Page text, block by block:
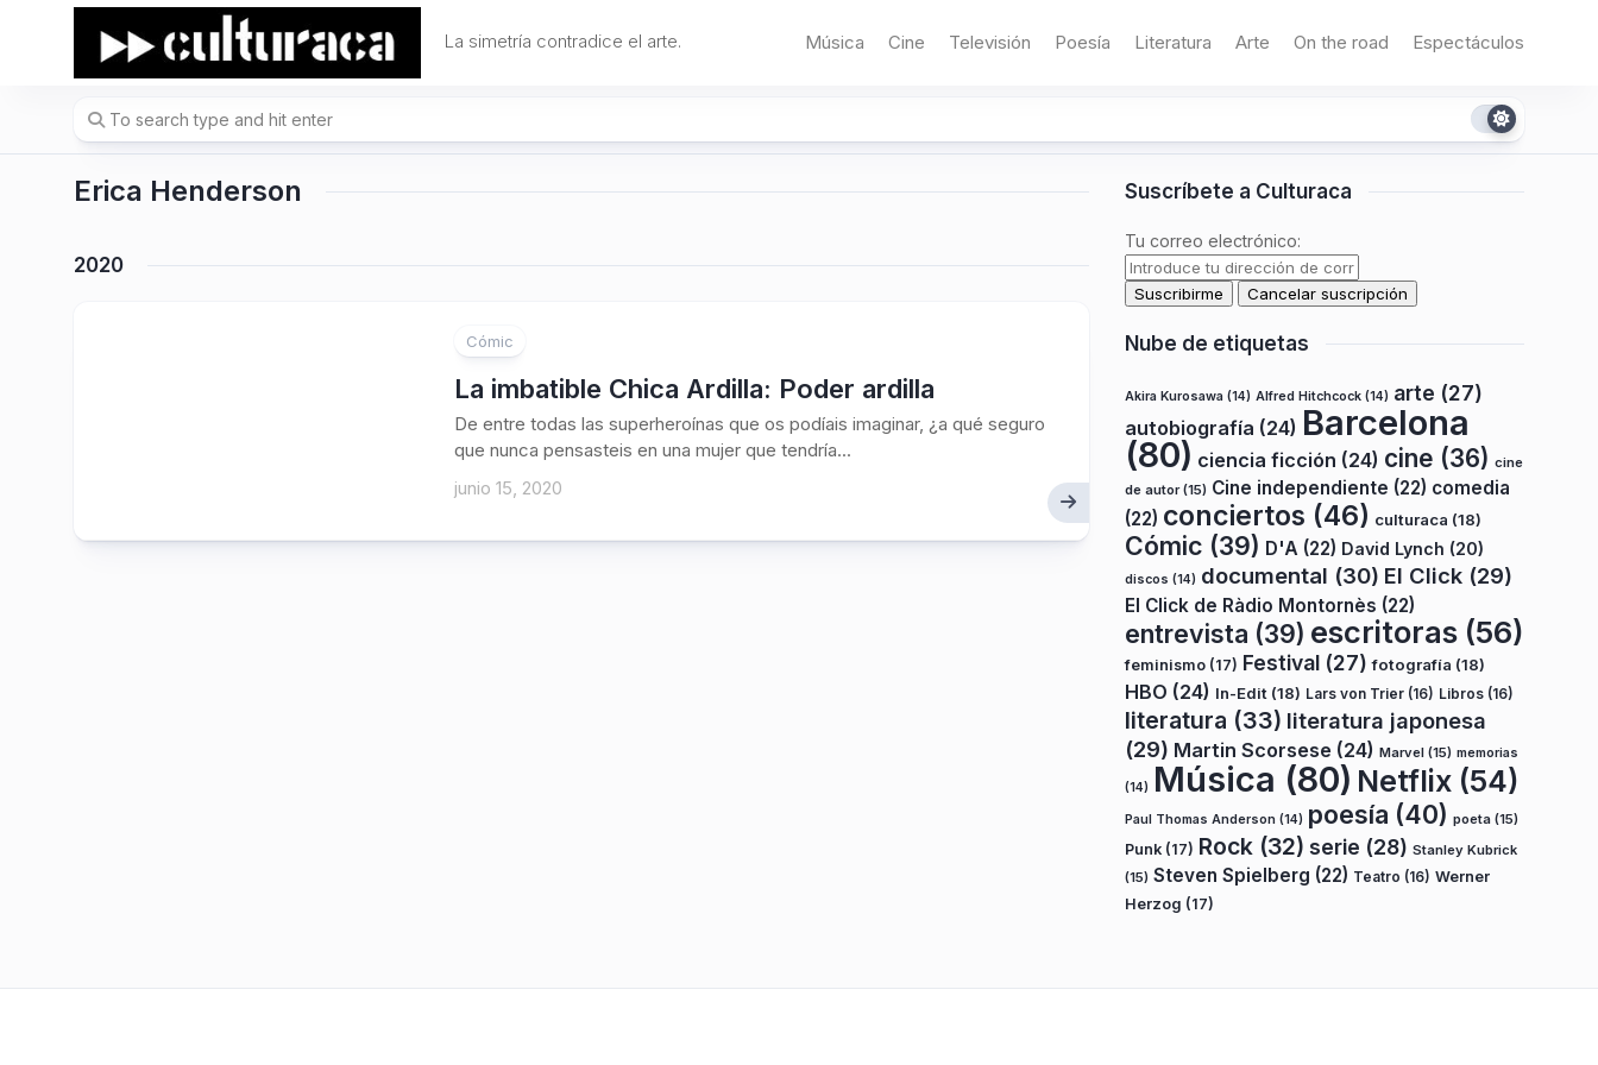
La simetría contradice el arte. Música Cine Televisión Poesía Literatura Arte On the road Espectáculos
Erica Henderson
2020
Cómic
La imbatible Chica Ardilla: Poder ardilla
De entre todas las superheroínas que os podíais imaginar, ¿a qué seguro
que nunca pensasteis en una mujer que tendría...
junio 15, 2020
Suscríbete a Culturaca
Tu correo electrónico:
Nube de etiquetas
Akira Kurosawa (14) Alfred Hitchcock (14) arte (27)
autobiografía (24) Barcelona
(80) ciencia ficción (24) cine (36) cine
de autor(15) Cine independiente (22) comedia
(22) conciertos (46) culturaca (18)
Cómic (39) D'A (22) David Lynch (20)
discos (14) documental (30) El Click (29)
El Click de Ràdio Montornès (22)
entrevista (39) escritoras (56)
feminismo (17) Festival (27) fotografía (18)
HBO (24) In-Edit (18) Lars von Trier (16) Libros (16)
literatura (33) literatura japonesa
(29) Martin Scorsese (24) Marvel (15) memorias
(14) Música (80) Netflix (54)
Paul Thomas Anderson (14) poesía (40) poeta (15)
Punk (17) Rock (32) serie (28) Stanley Kubrick
(15) Steven Spielberg (22) Teatro (16) Werner
Herzog (17)